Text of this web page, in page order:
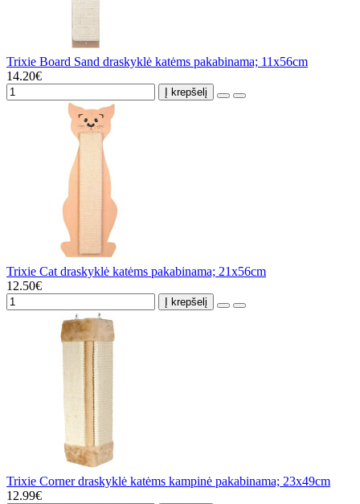
Trixie Board Sand draskyklė katėms pakabinama; 11x56cm
14.20€
Į krepšelį
Trixie Cat draskyklė katėms pakabinama; 21x56cm
12.50€
Į krepšelį
Trixie Corner draskyklė katėms kampinė pakabinama; 23x49cm
12.99€